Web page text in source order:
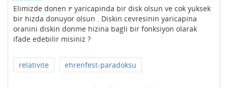
Elimizde donen r
r yaricapinda bir disk olsun ve cok yuksek
bir hizda donuyor olsun . Diskin cevresinin yaricapina
oranini diskin donme hizina bagli bir fonksiyon olarak
ifade edebilir misiniz ?
relativite ehrenfest-paradoksu